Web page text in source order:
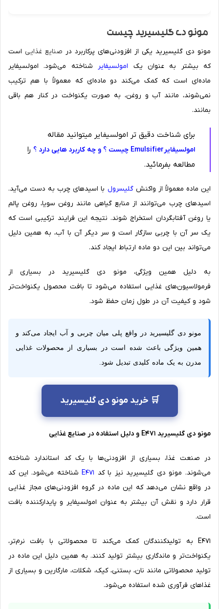
مونو دی گلیسیرید چیست
مونو دی گلیسیرید یکی از افزودنی‌های پرکاربرد در صنایع غذایی است
که بیشتر به عنوان یک امولسیفایر
شناخته می‌شود. امولسیفایر
ماده‌ای است که کمک می‌کند دو ماده‌ای که معمولاً با هم ترکیب
نمی‌شوند، مانند آب و روغن، به صورت یکنواخت در کنار هم باقی
بمانند.
برای شناخت دقیق تر امولسیفایر میتوانید مقاله
امولسیفایرEmulsifier چیست ؟ و چه کاربرد هایی دارد ؟
را
مطالعه بفرمائید.
این ماده معمولاً از واکنشگلیسرول با اسیدهای چرب به دست می‌آید.
اسیدهای چرب می‌توانند از منابع گیاهی مانند روغن سویا، روغن پالم
یا روغن آفتابگردان استخراج شوند. نتیجه این فرایند ترکیبی است که
یک سر آن با چربی سازگار است و سر دیگر آن با آب، به همین دلیل
می‌تواند بین این دو ماده ارتباط ایجاد کند.
به دلیل همین ویژگی، مونو دی گلیسیرید در بسیاری از
فرمولاسیون‌های غذایی استفاده می‌شود تا بافت محصول یکنواخت‌تر
شود و کیفیت آن در طول زمان حفظ شود.
مونو دی گلیسیرید در واقع پلی میان چربی و آب ایجاد می‌کند و
همین ویژگی باعث شده است در بسیاری از محصولات غذایی
مدرن به یک ماده کلیدی تبدیل شود.
🛒 خرید مونو دی گلیسیرید
مونو دی گلیسیرید E471 و دلیل استفاده در صنایع غذایی
در صنعت غذا، بسیاری از افزودنی‌ها با یک کد استاندارد شناخته
می‌شوند. مونو دی گلیسیرید نیز با کد E471شناخته می‌شود. این کد
در واقع نشان می‌دهد که این ماده در گروه افزودنی‌های مجاز غذایی
قرار دارد و نقش آن بیشتر به عنوان امولسیفایر و پایدارکننده بافت
است.
E471 به تولیدکنندگان کمک می‌کند تا محصولاتی با بافت نرم‌تر،
یکنواخت‌تر و ماندگاری بیشتر تولید کنند. به همین دلیل این ماده در
تولید محصولاتی مانند نان، بستنی، کیک، شکلات، مارگارین و بسیاری از
غذاهای فرآوری شده استفاده می‌شود.